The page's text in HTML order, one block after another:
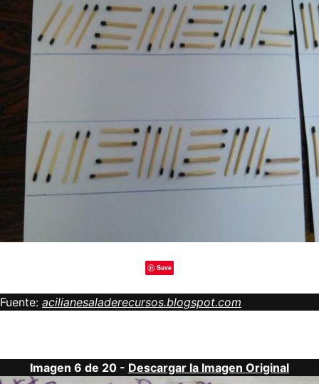
Save
Fuente: acilianesaladerecursos.blogspot.com
Imagen 6 de 20 - Descargar la Imagen Original